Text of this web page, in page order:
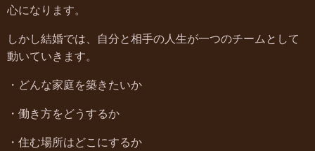
心になります。
しかし結婚では、自分と相手の人生が一つのチームとして
動いていきます。
・どんな家庭を築きたいか
・働き方をどうするか
・住む場所はどこにするか